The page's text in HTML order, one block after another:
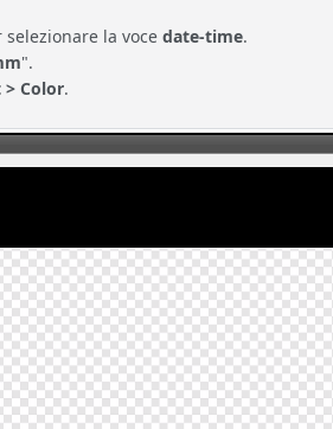
la voce date-time.
".
> Color.